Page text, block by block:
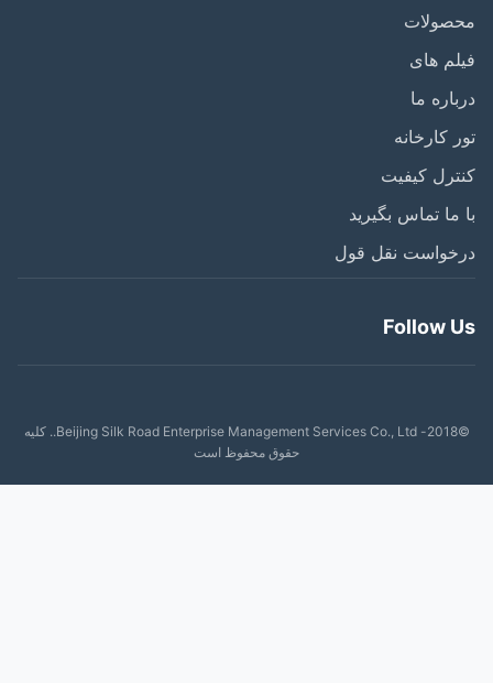
های
ما
کارخانه
کیفیت
تماس بگیرید
نقل قول
Follow
©2018- Beijing Silk Road Enterprise Management Services Co., Ltd.. کلیه
حقوق محفوظ است